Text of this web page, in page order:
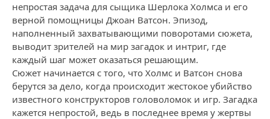
непростая задача для сыщика Шерлока Холмса и его
верной помощницы Джоан Ватсон. Эпизод,
наполненный захватывающими поворотами сюжета,
выводит зрителей на мир загадок и интриг, где
каждый шаг может оказаться решающим.
Сюжет начинается с того, что Холмс и Ватсон снова
берутся за дело, когда происходит жестокое убийство
известного конструкторов головоломок и игр. Загадка
кажется непростой, ведь в последнее время у жертвы